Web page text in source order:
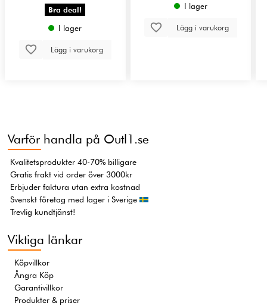
Bra deal!
I lager
Lägg i varukorg
I lager
Lägg i varukorg
Varför handla på Outl1.se
Kvalitetsprodukter 40-70% billigare
Gratis frakt vid order över 3000kr
Erbjuder faktura utan extra kostnad
Svenskt företag med lager i Sverige
Trevlig kundtjänst!
Viktiga länkar
Köpvillkor
Ångra Köp
Garantivillkor
Produkter & priser